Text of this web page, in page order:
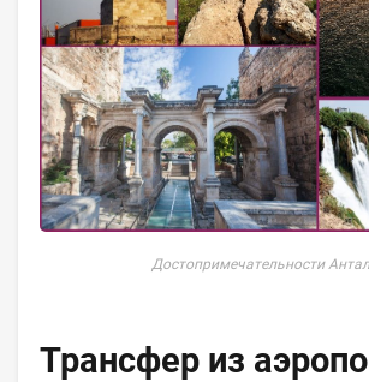
Достопримечательности
Трансфер из